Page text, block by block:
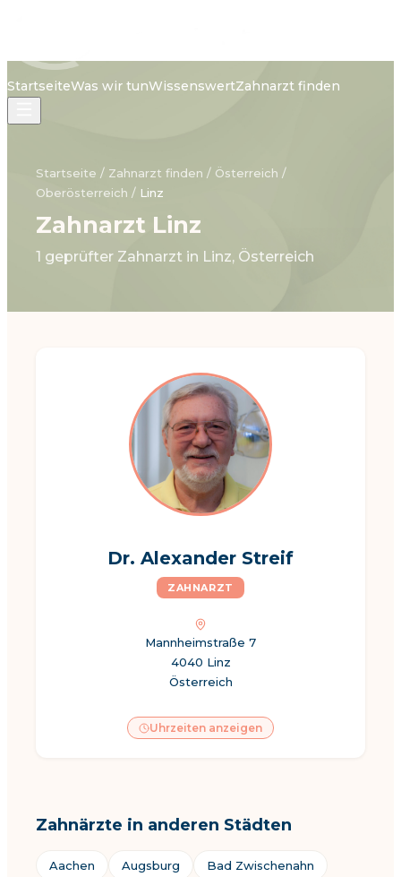
StartseiteWas wir tunWissenswertZahnarzt finden
Startseite / Zahnarzt finden / Österreich /
Oberösterreich / Linz
Zahnarzt Linz
1 geprüfter Zahnarzt in Linz, Österreich
Dr. Alexander Streif
ZAHNARZT
Mannheimstraße 7
4040 Linz
Österreich
Uhrzeiten anzeigen
Zahnärzte in anderen Städten
Aachen Augsburg Bad Zwischenahn